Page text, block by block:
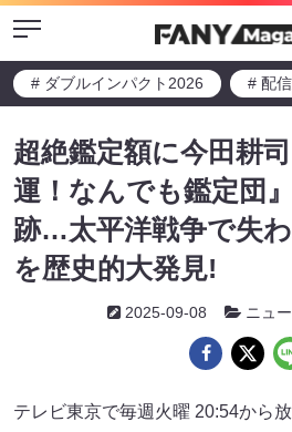
Menu
# ダブルインパクト2026 # 配
超絶鑑定額に今田耕
運！なんでも鑑定団
跡…太平洋戦争で失
を歴史的大発見!
2025-09-08 ニュ
テレビ東京で毎週火曜 20:54から